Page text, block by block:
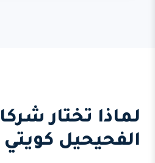
لماذا تختار
الفحيحيل كويتي